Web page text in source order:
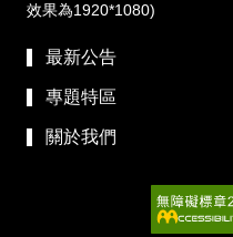
效果為1920*1080)
最新公告
專題特區
關於我們